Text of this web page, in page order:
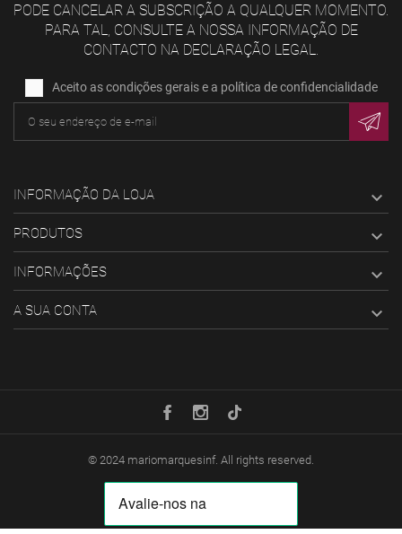
PODE CANCELAR A SUBSCRIÇÃO A QUALQUER MOMENTO.
PARA TAL, CONSULTE A NOSSA INFORMAÇÃO DE
CONTACTO NA DECLARAÇÃO LEGAL.
Aceito as condições gerais e a política de confidencialidade
INFORMAÇÃO DA LOJA 
PRODUTOS 
INFORMAÇÕES 
A SUA CONTA 
© 2024 mariomarquesinf. All rights reserved.